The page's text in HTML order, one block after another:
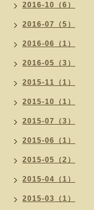
2016-10（6）
2016-07（5）
2016-06（1）
2016-05（3）
2015-11（1）
2015-10（1）
2015-07（3）
2015-06（1）
2015-05（2）
2015-04（1）
2015-03（1）